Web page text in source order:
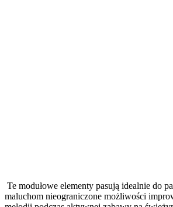
Te modułowe elementy pasują idealnie do
maluchom nieograniczone możliwości